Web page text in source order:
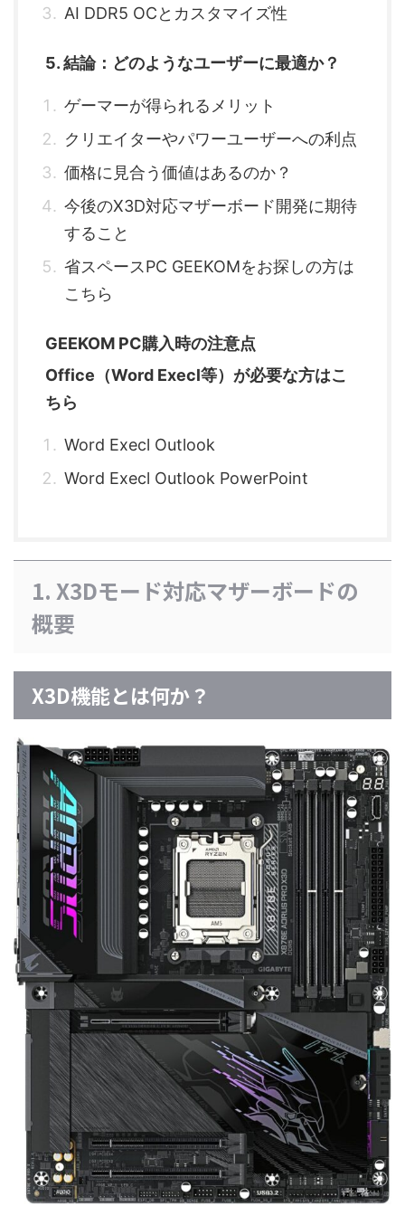
AI DDR5 OCとカスタマイズ性
5. 結論：どのようなユーザーに最適か？
ゲーマーが得られるメリット
クリエイターやパワーユーザーへの利点
価格に見合う価値はあるのか？
今後のX3D対応マザーボード開発に期待
すること
省スペースPC GEEKOMをお探しの方は
こちら
GEEKOM PC購入時の注意点
Office（Word Execl等）が必要な方はこ
ちら
Word Execl Outlook
Word Execl Outlook PowerPoint
1. X3Dモード対応マザーボードの
概要
X3D機能とは何か？